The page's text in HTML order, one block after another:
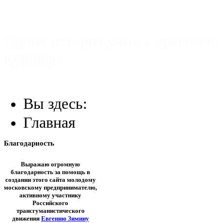
Вы здесь:
Главная
Благодарность
Выражаю огромную
благодарность за помощь в
создании этого сайта молодому
московскому предпринимателю,
активному участнику
Российского
трансгуманистического
движения Евгению Зимину